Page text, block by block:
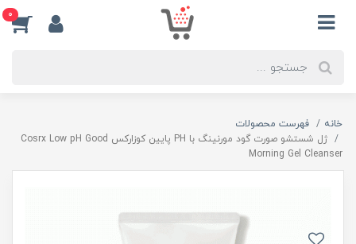
0
خانه
فهرست محصولات
ژل شستشو صورت گود مورنینگ با PH پایین کوزارکس Cosrx Low pH Good
Morning Gel Cleanser